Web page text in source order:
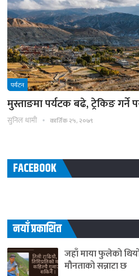
पर्यटन
मुस्ताङमा पर्यटक बढे, ट्रेकिङ गर्ने
सुनिल धामी कार्तिक २५, २०७९
FACEBOOK
नयाँ प्रकाशित
जहाँ माया फुलेको
मौनताको सन्नाटा छ